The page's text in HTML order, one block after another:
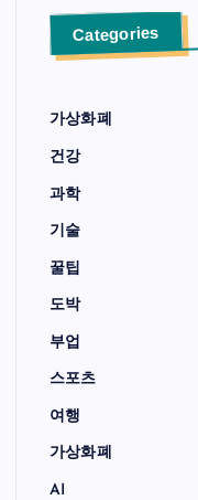
Categories
가상화폐
건강
과학
기술
꿀팁
도박
부업
스포츠
여행
가상화폐
AI